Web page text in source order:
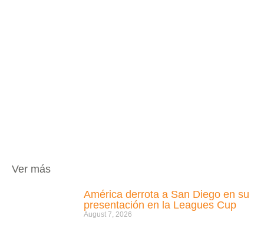
Ver más
América derrota a San Diego en su
presentación en la Leagues Cup
August 7, 2026